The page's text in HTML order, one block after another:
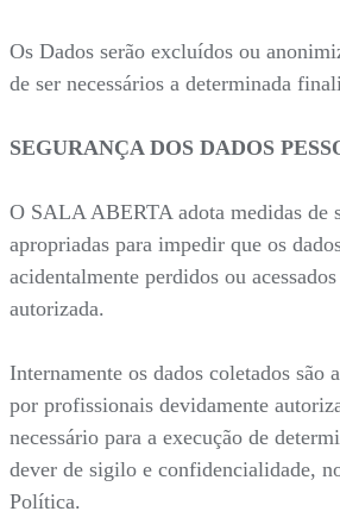
Os Dados serão excluídos ou
de ser necessários a determinada
SEGURANÇA DOS DADOS
O SALA ABERTA adota medidas de
apropriadas para impedir que os
acidentalmente perdidos ou
autorizada.
Internamente os dados coletados são
por profissionais devidamente
necessário para a execução de
dever de sigilo e confidencialidade,
Política.